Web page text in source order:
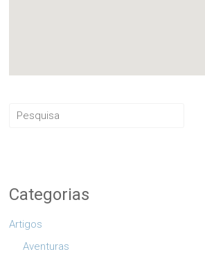
Categorias
Artigos
Aventuras